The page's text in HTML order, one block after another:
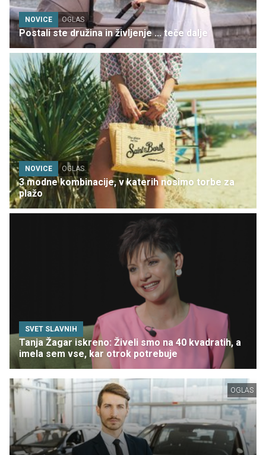
NOVICE OGLAS
Postali ste družina in življenje ... teče dalje
NOVICE OGLAS
3 modne kombinacije, v katerih nosimo torbe za
plažo
SVET SLAVNIH
Tanja Žagar iskreno: Živeli smo na 40 kvadratih, a
imela sem vse, kar otrok potrebuje
OGLAS